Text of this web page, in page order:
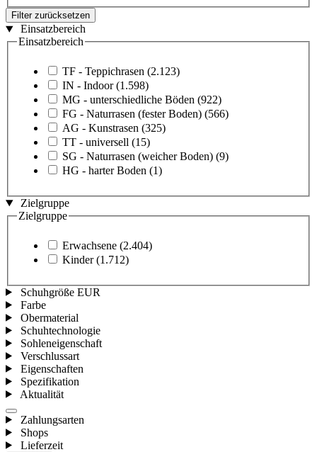
Filter zurücksetzen
Einsatzbereich
Einsatzbereich
TF - Teppichrasen (2.123)
IN - Indoor (1.598)
MG - unterschiedliche Böden (922)
FG - Naturrasen (fester Boden) (566)
AG - Kunstrasen (325)
TT - universell (15)
SG - Naturrasen (weicher Boden) (9)
HG - harter Boden (1)
Zielgruppe
Zielgruppe
Erwachsene (2.404)
Kinder (1.712)
Schuhgröße EUR
Farbe
Obermaterial
Schuhtechnologie
Sohleneigenschaft
Verschlussart
Eigenschaften
Spezifikation
Aktualität
Zahlungsarten
Shops
Lieferzeit